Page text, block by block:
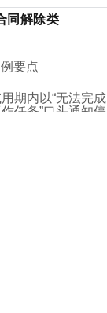
同解除类
要点
期内以“无法完成
任务”口头通知停